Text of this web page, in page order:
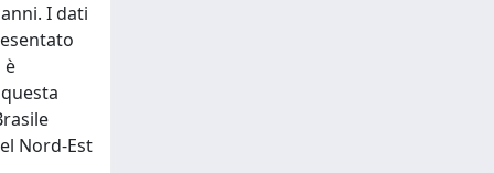
I dati
è
Nord-Est